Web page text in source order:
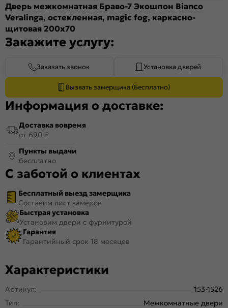
Дверь межкомнатная Браво-7 Экошпон Bianco
Veralinga, остекленная, magic fog, каркасно-
щитовая 200x70
Закажите услугу:
Заказать звонок Установка дверей
Вызвать замерщика (Бесплатно)
Информация о доставке:
Доставка вовремя
от 690 ₽
Пункты выдачи
бесплатно
С заботой о клиентах
Бесплатный выезд замерщика
Составим лист замеров
Быстрая установка
Установим двери с фурнитурой
Гарантия
Гарантийный срок 18 месяцев
Характеристики
Артикул:
153-1526
Тип:
Межкомнатные двери